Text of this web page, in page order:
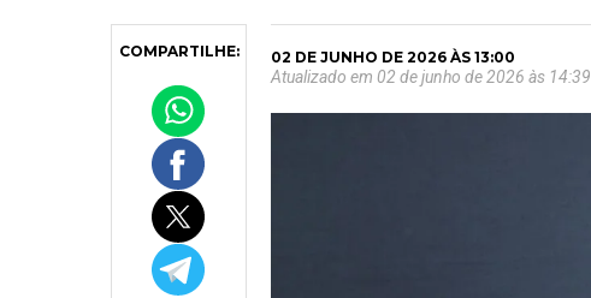
COMPARTILHE: 02 DE JUNHO DE 2026 ÀS 13:00
Atualizado em 02 de junho de 2026 às 14:39